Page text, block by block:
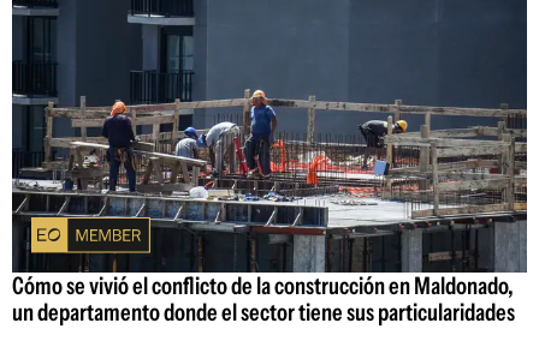
Cómo se vivió el conflicto de la construcción en Maldonado,
un departamento donde el sector tiene sus particularidades